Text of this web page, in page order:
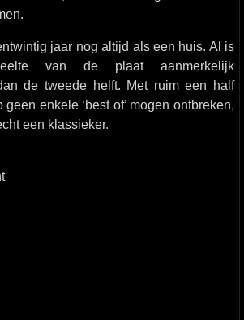
jaar nog altijd als een huis. Al is
van de plaat aanmerkelijk
de tweede helft. Met ruim een half
enkele ‘best of’ mogen ontbreken,
een klassieker.